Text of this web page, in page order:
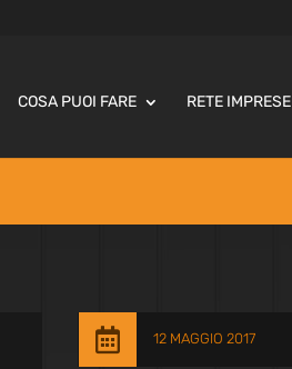
COSA PUOI FARE RETE IMPRESE
 12 MAGGIO 2017